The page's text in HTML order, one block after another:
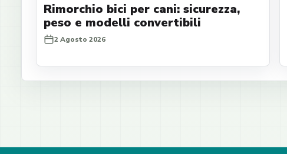
Rimorchio bici per cani: sicurezza,
peso e modelli convertibili
2 Agosto 2026